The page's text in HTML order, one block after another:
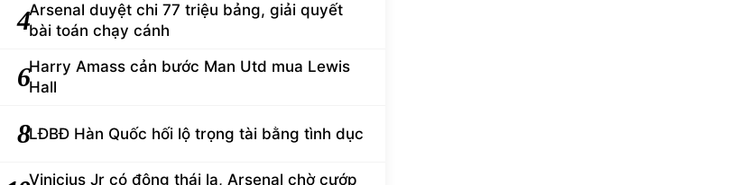
4Arsenal duyệt chi 77 triệu bảng, giải quyết
bài toán chạy cánh
6Harry Amass cản bước Man Utd mua Lewis
Hall
8LĐBĐ Hàn Quốc hối lộ trọng tài bằng tình dục
Vinicius Jr có động thái lạ, Arsenal chờ cướp